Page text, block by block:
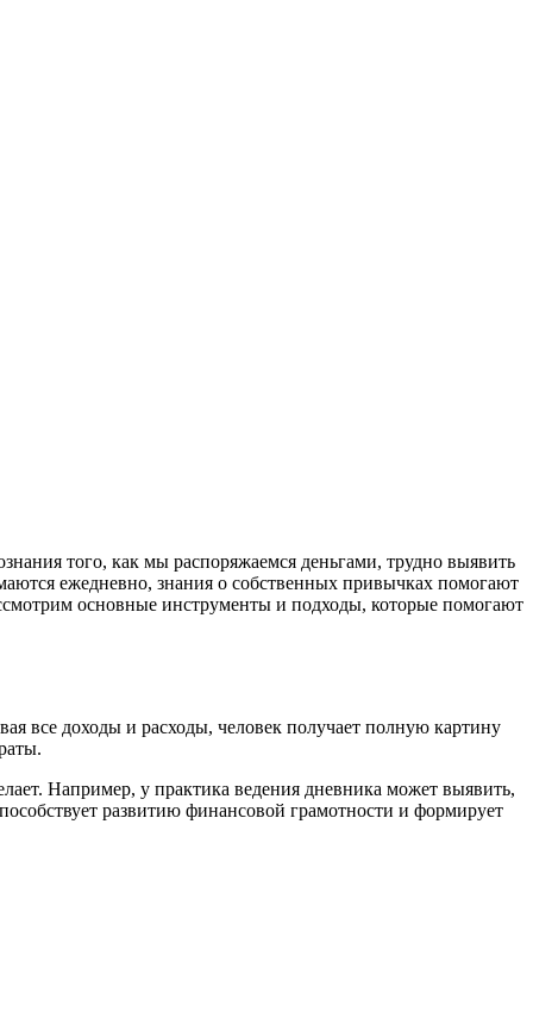
того, как мы распоряжаемся деньгами, трудно выявить
ежедневно, знания о собственных привычках помогают
основные инструменты и подходы, которые помогают
все доходы и расходы, человек получает полную картину
Например, у практика ведения дневника может выявить,
развитию финансовой грамотности и формирует